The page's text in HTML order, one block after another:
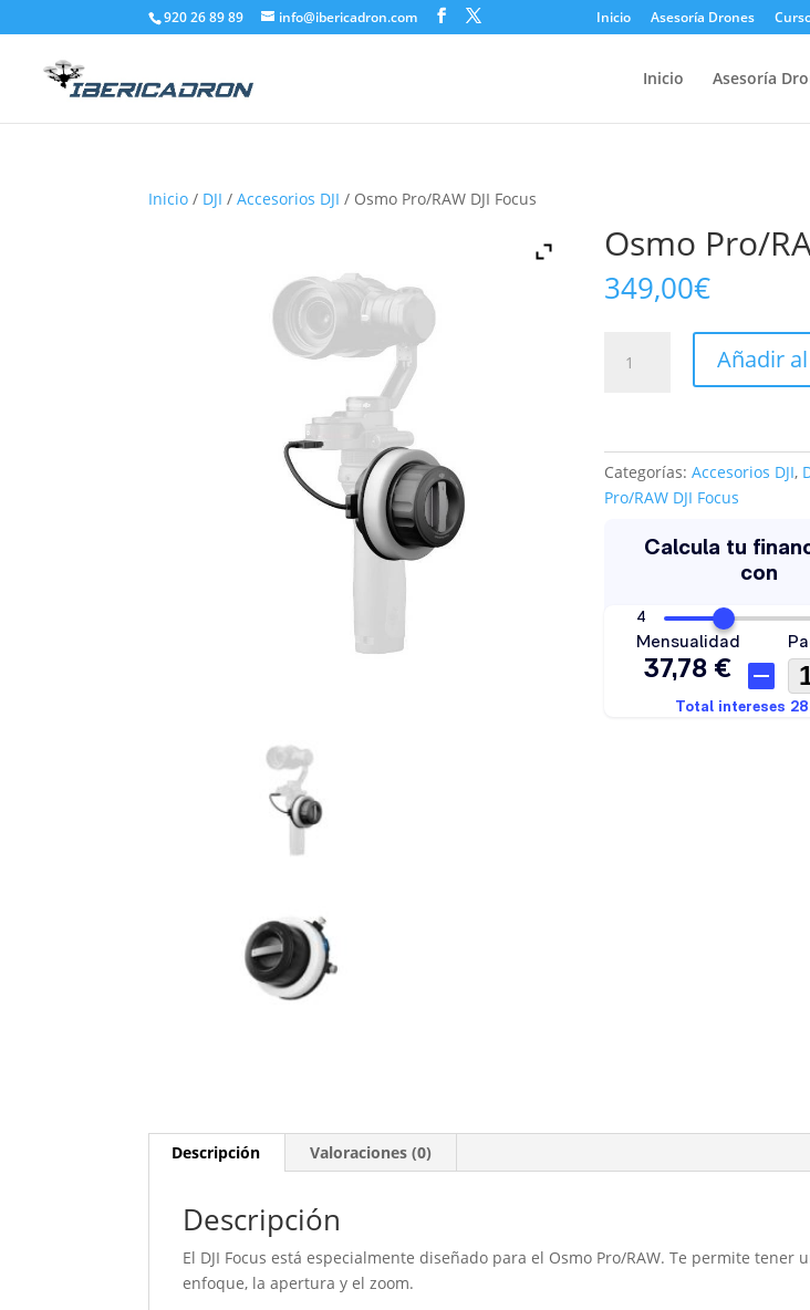
920 26 89 89 info@ibericadron.com Inicio Asesoría Drones
Inicio Asesoría
Inicio / DJI /Accesorios DJI / Osmo Pro/RAW DJI Focus
Osmo Pro/
349,00€
Pro/RAW
Añadir
Categorías:Accesorios DJI,
Pro/RAW DJI Focus
Descripción Valoraciones (0)
Descripción
El DJI Focus está especialmente diseñado para el Osmo Pro/RAW. Te permite tener
enfoque, la apertura y el zoom.